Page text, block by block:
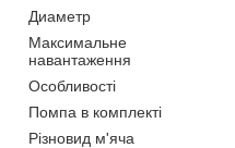
Диаметр
Максимальне
навантаження
Особливості
Помпа в комплекті
Різновид м'яча